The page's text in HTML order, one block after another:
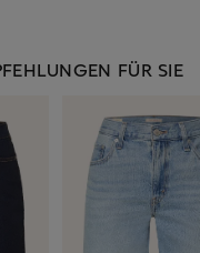
FÜR SIE